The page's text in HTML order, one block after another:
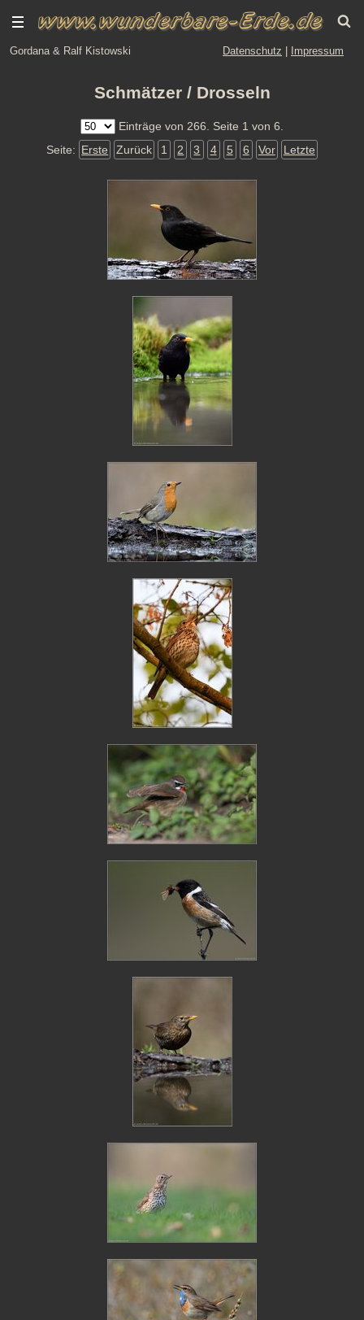
Gordana & Ralf Kistowski Datenschutz Impressum
Schmätzer / Drosseln
Einträge von 266. Seite 1 von 6.
Seite: Erste Zurück 1 2 3 4 5 6 Vor Letzte